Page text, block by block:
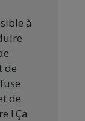
à
de
de
! Ça